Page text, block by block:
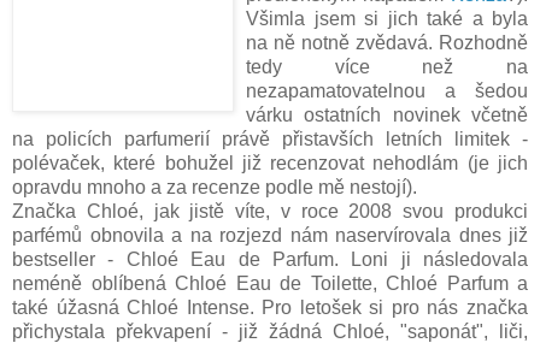
Všimla jsem si jich také a byla
na ně notně zvědavá. Rozhodně
tedy více než na
nezapamatovatelnou a šedou
várku ostatních novinek včetně
na policích parfumerií právě přistavších letních limitek -
polévaček, které bohužel již recenzovat nehodlám (je jich
opravdu mnoho a za recenze podle mě nestojí).
Značka Chloé, jak jistě víte, v roce 2008 svou produkci
parfémů obnovila a na rozjezd nám naservírovala dnes již
bestseller - Chloé Eau de Parfum. Loni ji následovala
neméně oblíbená Chloé Eau de Toilette, Chloé Parfum a
také úžasná Chloé Intense. Pro letošek si pro nás značka
přichystala překvapení - již žádná Chloé, "saponát", liči,